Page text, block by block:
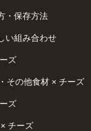
・保存方法
い組み合わせ
ズ
その他食材 × チーズ
ズ
チーズ